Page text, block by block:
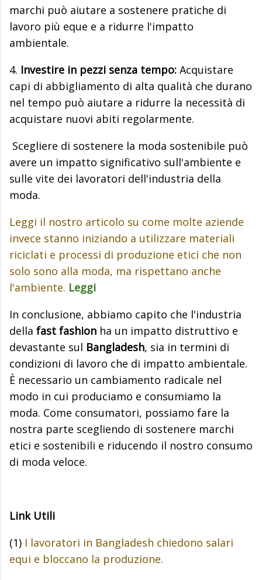
marchi può aiutare a sostenere pratiche di
lavoro più eque e a ridurre l'impatto
ambientale.
4. Investire in pezzi senza tempo: Acquistare
capi di abbigliamento di alta qualità che durano
nel tempo può aiutare a ridurre la necessità di
acquistare nuovi abiti regolarmente.
Scegliere di sostenere la moda sostenibile può
avere un impatto significativo sull'ambiente e
sulle vite dei lavoratori dell'industria della
moda.
Leggi il nostro articolo su come molte aziende
invece stanno iniziando a utilizzare materiali
riciclati e processi di produzione etici che non
solo sono alla moda, ma rispettano anche
l'ambiente. Leggi
In conclusione, abbiamo capito che l'industria
della fast fashion ha un impatto distruttivo e
devastante sul Bangladesh, sia in termini di
condizioni di lavoro che di impatto ambientale.
È necessario un cambiamento radicale nel
modo in cui produciamo e consumiamo la
moda. Come consumatori, possiamo fare la
nostra parte scegliendo di sostenere marchi
etici e sostenibili e riducendo il nostro consumo
di moda veloce.
Link Utili
(1) I lavoratori in Bangladesh chiedono salari
equi e bloccano la produzione.